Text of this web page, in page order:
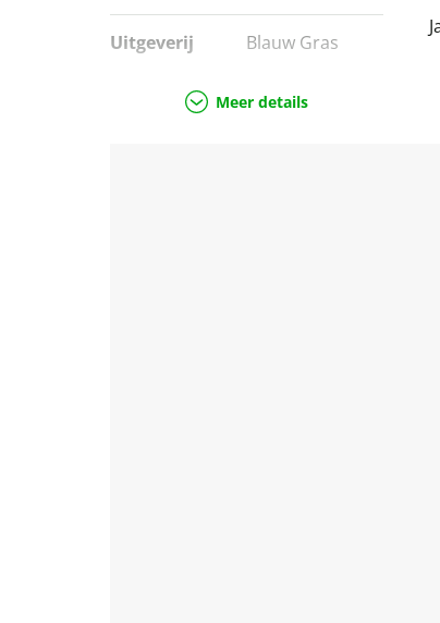
Uitgeverij Blauw Gras
Kinderboeken
Meer details